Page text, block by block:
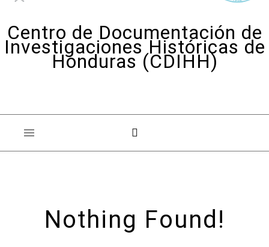
Centro de Documentación de
Investigaciones Históricas de
Honduras (CDIHH)
Nothing Found!